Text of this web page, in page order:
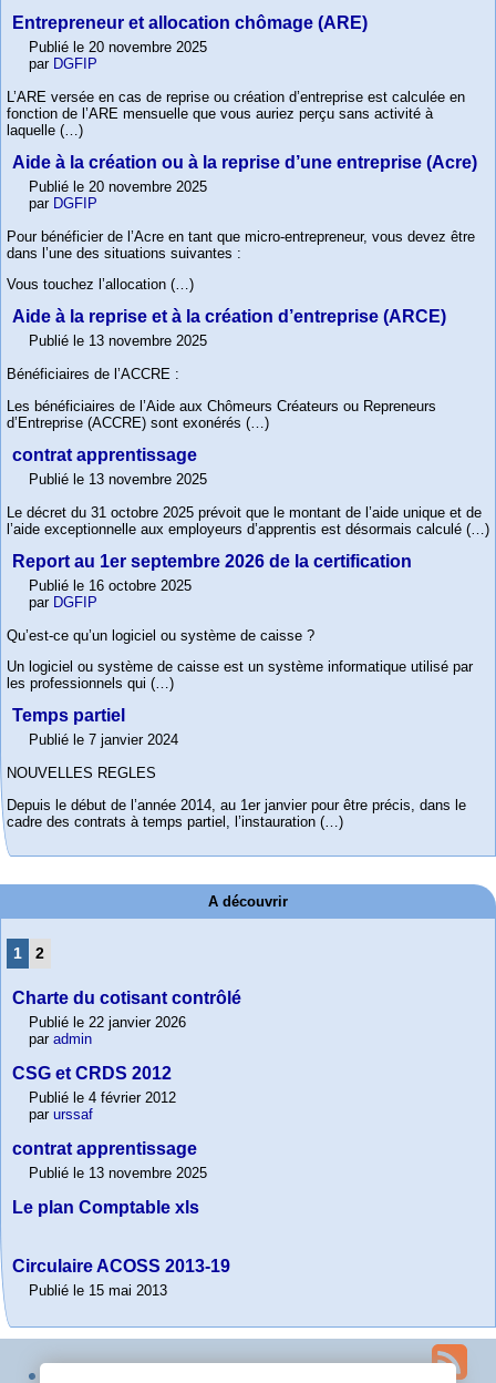
Entrepreneur et allocation chômage (ARE)
Publié le 20 novembre 2025
par DGFIP
L’ARE versée en cas de reprise ou création d’entreprise est calculée en
fonction de l’ARE mensuelle que vous auriez perçu sans activité à
laquelle (…)
Aide à la création ou à la reprise d’une entreprise (Acre)
Publié le 20 novembre 2025
par DGFIP
Pour bénéficier de l’Acre en tant que micro-entrepreneur, vous devez être
dans l’une des situations suivantes :
Vous touchez l’allocation (…)
Aide à la reprise et à la création d’entreprise (ARCE)
Publié le 13 novembre 2025
Bénéficiaires de l’ACCRE :
Les bénéficiaires de l’Aide aux Chômeurs Créateurs ou Repreneurs
d’Entreprise (ACCRE) sont exonérés (…)
contrat apprentissage
Publié le 13 novembre 2025
Le décret du 31 octobre 2025 prévoit que le montant de l’aide unique et de
l’aide exceptionnelle aux employeurs d’apprentis est désormais calculé (…)
Report au 1er septembre 2026 de la certification
Publié le 16 octobre 2025
par DGFIP
Qu’est-ce qu’un logiciel ou système de caisse ?
Un logiciel ou système de caisse est un système informatique utilisé par
les professionnels qui (…)
Temps partiel
Publié le 7 janvier 2024
NOUVELLES REGLES
Depuis le début de l’année 2014, au 1er janvier pour être précis, dans le
cadre des contrats à temps partiel, l’instauration (…)
A découvrir
1 2
Charte du cotisant contrôlé
Publié le 22 janvier 2026
par admin
CSG et CRDS 2012
Publié le 4 février 2012
par urssaf
contrat apprentissage
Publié le 13 novembre 2025
Le plan Comptable xls
Circulaire ACOSS 2013-19
Publié le 15 mai 2013